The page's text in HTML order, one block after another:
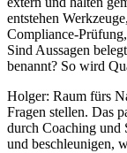
entstehen
Sind Aussagen
benannt? So wird
Holger: Raum fürs
Fragen stellen. Das
durch Coaching und
und beschleunigen,